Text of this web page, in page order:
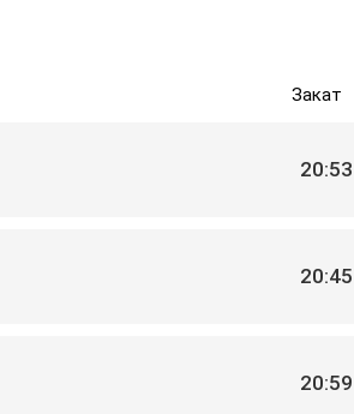
Закат
20:53
20:45
20:59